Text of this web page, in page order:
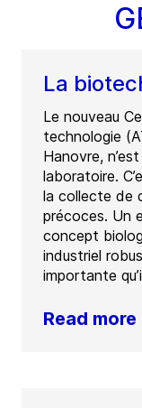
La
Le nouveau
technologie
Hanovre,
laboratoire.
la collecte de
précoces. Un
concept
industriel
importante
Read more